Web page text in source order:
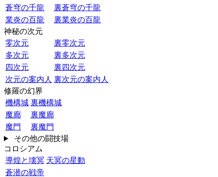
蒼穹の千龍
裏蒼穹の千龍
業炎の百龍
裏業炎の百龍
神秘の次元
零次元
裏零次元
多次元
裏多次元
四次元
裏四次元
次元の案内人 裏次元の案内人
修羅の幻界
機構城 裏機構城
魔廊
裏魔廊
魔門
裏魔門
その他の闘技場
コロシアム
導煌と壊冥 天冥の星動
蒼潜の戦帝